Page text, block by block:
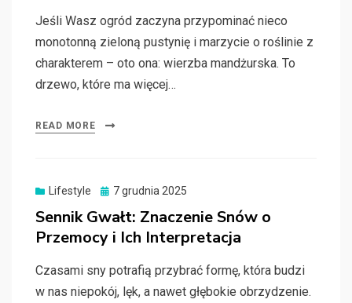
Jeśli Wasz ogród zaczyna przypominać nieco
monotonną zieloną pustynię i marzycie o roślinie z
charakterem – oto ona: wierzba mandżurska. To
drzewo, które ma więcej…
READ MORE
Lifestyle
Posted
7 grudnia 2025
Sennik Gwałt: Znaczenie Snów o
Przemocy i Ich Interpretacja
Czasami sny potrafią przybrać formę, która budzi
w nas niepokój, lęk, a nawet głębokie obrzydzenie.